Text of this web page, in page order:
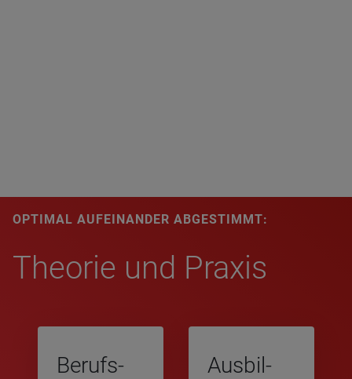
OPTI­MAL AUF­EIN­AN­DER ABGE­STIMMT:
Theo­rie und Pra­xis
Berufs­
Aus­bil­